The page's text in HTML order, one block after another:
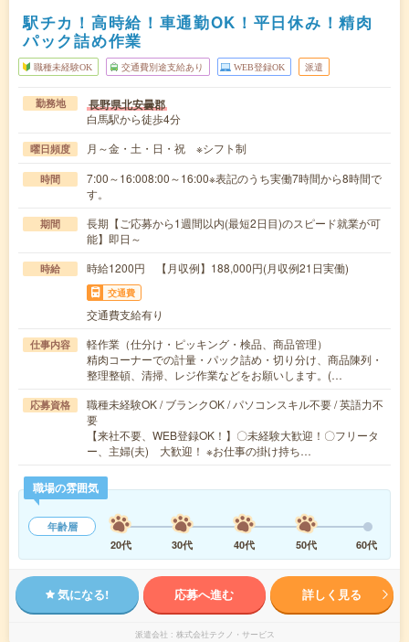
駅チカ！高時給！車通勤OK！平日休み！精肉
パック詰め作業
職種未経験OK 交通費別途支給あり WEB登録OK 派遣
勤務地 長野県北安曇郡
白馬駅から徒歩4分
曜日頻度 月～金・土・日・祝 ※シフト制
時間
7:00～16:008:00～16:00※表記のうち実働7時間から8時間で
す。
期間
長期【ご応募から1週間以内(最短2日目)のスピード就業が可
能】即日～
時給 時給1200円 【月収例】188,000円(月収例21日実働)
交通費
交通費支給有り
仕事内容
軽作業（仕分け・ピッキング・検品、商品管理）
精肉コーナーでの計量・パック詰め・切り分け、商品陳列・
整理整頓、清掃、レジ作業などをお願いします。(…
応募資格
職種未経験OK / ブランクOK / パソコンスキル不要 / 英語力不
要
【来社不要、WEB登録OK！】〇未経験大歓迎！〇フリータ
ー、主婦(夫) 大歓迎！ ※お仕事の掛け持ち…
職場の雰囲気
年齢層
20代
30代 40代 50代 60代
気になる! 応募へ進む 詳しく見る
派遣会社 株式会社テクノ・サービス